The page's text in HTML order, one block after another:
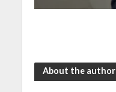
About the author